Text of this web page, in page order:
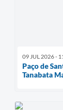
09 JUL 2026 -
Paço de
Tanabata